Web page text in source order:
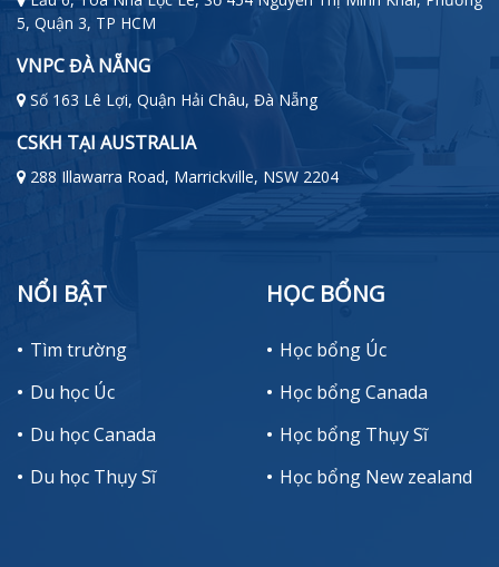
5, Quận 3, TP HCM
VNPC ĐÀ NẴNG
Số 163 Lê Lợi, Quận Hải Châu, Đà Nẵng
CSKH TẠI AUSTRALIA
288 Illawarra Road, Marrickville, NSW 2204
NỔI BẬT
Tìm trường
Du học Úc
Du học Canada
Du học Thụy Sĩ
HỌC BỔNG
Học bổng Úc
Học bổng Canada
Học bổng Thụy Sĩ
Học bổng New zealand